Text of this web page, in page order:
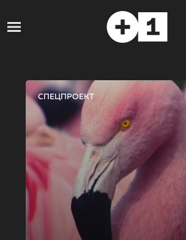
СПЕЦПРОЕКТ